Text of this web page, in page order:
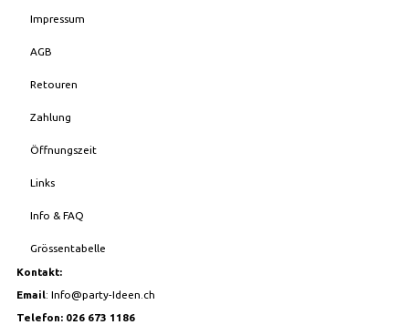
Impressum
AGB
Retouren
Zahlung
Öffnungszeit
Links
Info & FAQ
Grössentabelle
Kontakt:
Email: Info@party-Ideen.ch
Telefon: 026 673 1186